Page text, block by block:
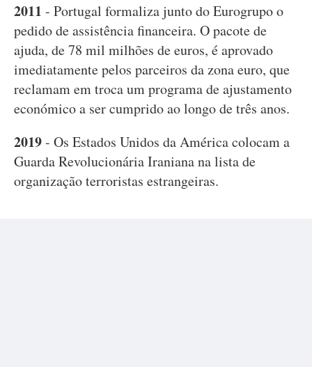
2011 - Portugal formaliza junto do Eurogrupo o
pedido de assistência financeira. O pacote de
ajuda, de 78 mil milhões de euros, é aprovado
imediatamente pelos parceiros da zona euro, que
reclamam em troca um programa de ajustamento
económico a ser cumprido ao longo de três anos.
2019- Os Estados Unidos da América colocam a
Guarda Revolucionária Iraniana na lista de
organização terroristas estrangeiras.